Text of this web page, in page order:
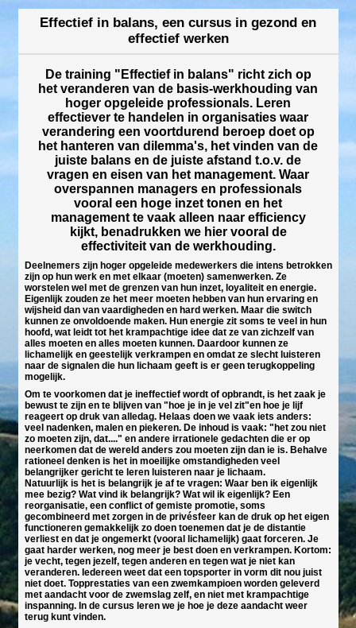
Effectief in balans, een cursus in gezond en
effectief werken
De training "Effectief in balans" richt zich op
het veranderen van de basis-werkhouding van
hoger opgeleide professionals. Leren
effectiever te handelen in organisaties waar
verandering een voortdurend beroep doet op
het hanteren van dilemma's, het vinden van de
juiste balans en de juiste afstand t.o.v. de
vragen en eisen van het management. Waar
overspannen managers en professionals
vooral een hoge inzet tonen en het
management te vaak alleen naar efficiency
kijkt, benadrukken we hier vooral de
effectiviteit van de werkhouding.
Deelnemers zijn hoger opgeleide medewerkers die intens betrokken
zijn op hun werk en met elkaar (moeten) samenwerken. Ze
worstelen wel met de grenzen van hun inzet, loyaliteit en energie.
Eigenlijk zouden ze het meer moeten hebben van hun ervaring en
wijsheid dan van vaardigheden en hard werken. Maar die switch
kunnen ze onvoldoende maken. Hun energie zit soms te veel in hun
hoofd, wat leidt tot het krampachtige idee dat ze van zichzelf van
alles moeten en alles moeten kunnen. Daardoor kunnen ze
lichamelijk en geestelijk verkrampen en omdat ze slecht luisteren
naar de signalen die hun lichaam geeft is er geen terugkoppeling
mogelijk.
Om te voorkomen dat je ineffectief wordt of opbrandt, is het zaak je
bewust te zijn en te blijven van "hoe je in je vel zit"en hoe je lijf
reageert op druk van alledag. Helaas doen we vaak iets anders:
veel nadenken, malen en piekeren. De inhoud is vaak: "het zou niet
zo moeten zijn, dat...." en andere irrationele gedachten die er op
neerkomen dat de wereld anders zou moeten zijn dan ie is. Behalve
rationeel denken is het in moeilijke omstandigheden veel
belangrijker gericht te leren luisteren naar je lichaam.
Natuurlijk is het is belangrijk je af te vragen: Waar ben ik eigenlijk
mee bezig? Wat vind ik belangrijk? Wat wil ik eigenlijk? Een
reorganisatie, een conflict of gemiste promotie, soms
gecombineerd met zorgen in de privésfeer kan de druk op het eigen
functioneren gemakkelijk zo doen toenemen dat je de distantie
verliest en dat je ongemerkt (vooral lichamelijk) gaat forceren. Je
gaat harder werken, nog meer je best doen en verkrampen. Kortom:
je vecht, tegen jezelf, tegen anderen en tegen wat je niet kan
veranderen. Iedereen weet dat een topsporter in vorm dit nou juist
niet doet. Topprestaties van een zwemkampioen worden geleverd
met aandacht voor de zwemslag zelf, en niet met krampachtige
inspanning. In de cursus leren we je hoe je deze aandacht weer
terug kunt vinden.